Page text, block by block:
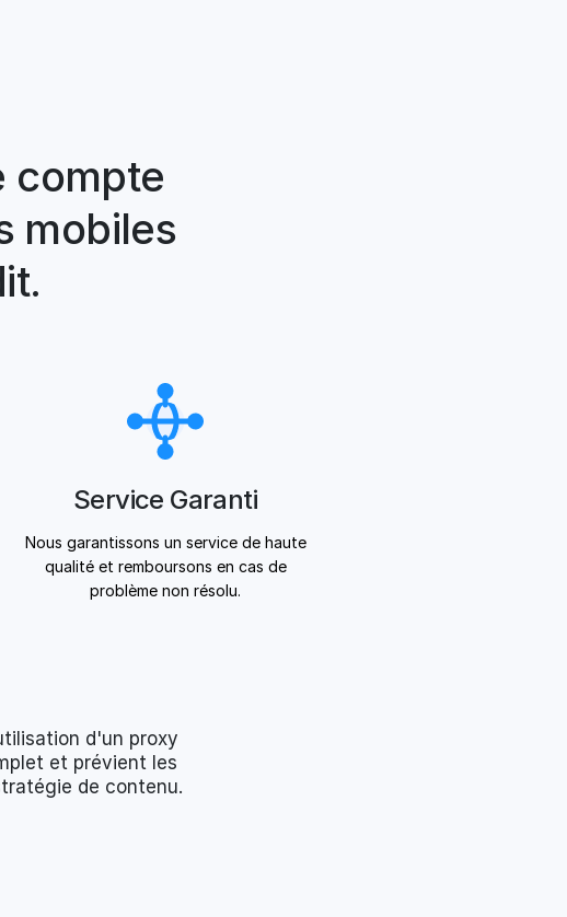
compte
mobiles
Service Garanti
Nous garantissons un service de haute
qualité et remboursons en cas de
problème non résolu.
d'un proxy
et prévient les
de contenu.